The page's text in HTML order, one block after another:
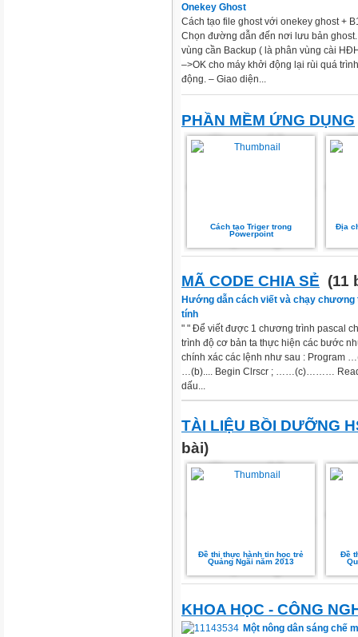
Onekey Ghost
Cách tạo file ghost với onekey ghost +
Chọn đường dẫn đến nơi lưu bản
vùng cần Backup ( là phân vùng cài
–>OK cho máy khởi động lại rùi quá
động. – Giao diện...
PHẦN MỀM ỨNG DỤNG
Cách tạo Triger trong
Powerpoint
Địa
MÃ CODE CHIA SẺ (11
Hướng dẫn cách viết và chạy
tính
" " Để viết được 1 chương trình pascal
trình độ cơ bản ta thực hiện các bước
chính xác các lệnh như sau : Program
…(b).... Begin Clrscr ; ……(c)………
dấu...
TÀI LIỆU BỒI DƯỠNG
bài)
Đề thi thực hành tin học trẻ
Quảng Ngãi năm 2013
Đề
KHOA HỌC - CÔNG
Một nông dân sáng chế